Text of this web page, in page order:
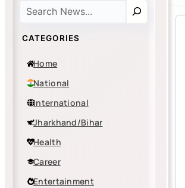
Search
CATEGORIES
Home
National
International
Jharkhand/Bihar
Health
Career
Entertainment